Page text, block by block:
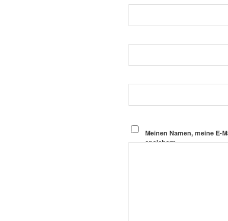
Meinen Namen, meine E-
speichern.